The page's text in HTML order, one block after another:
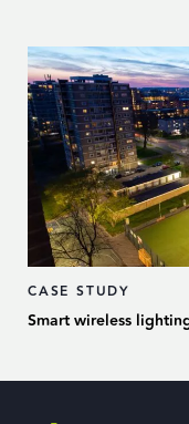
CASE STUDY
Smart wireless